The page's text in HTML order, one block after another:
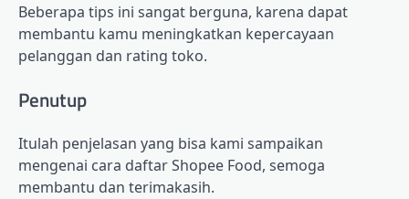
Beberapa tips ini sangat berguna, karena dapat
membantu kamu meningkatkan kepercayaan
pelanggan dan rating toko.
Penutup
Itulah penjelasan yang bisa kami sampaikan
mengenai cara daftar Shopee Food, semoga
membantu dan terimakasih.